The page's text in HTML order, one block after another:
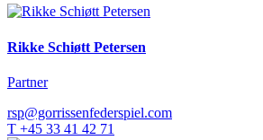
Rikke Schiøtt Petersen
Partner
rsp@gorrissenfederspiel.com
T +45 33 41 42 71